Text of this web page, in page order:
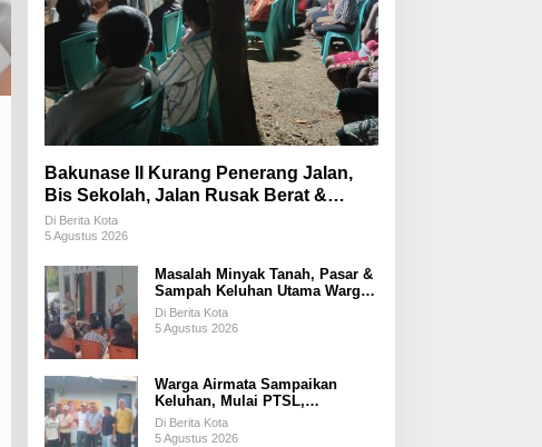
Bakunase II Kurang Penerang Jalan,
Bis Sekolah, Jalan Rusak Berat &
Susah Pupuk Subsidi
Di Berita Kota
5 Agustus 2026
Masalah Minyak Tanah, Pasar &
Sampah Keluhan Utama Warga
Airnona
Di Berita Kota
5 Agustus 2026
Warga Airmata Sampaikan
Keluhan, Mulai PTSL,
Ketersediaan Minyak Tanah &
Lahan Pemakaman
Di Berita Kota
5 Agustus 2026